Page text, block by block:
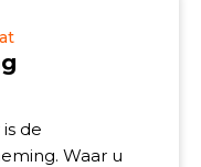
de
Waar u